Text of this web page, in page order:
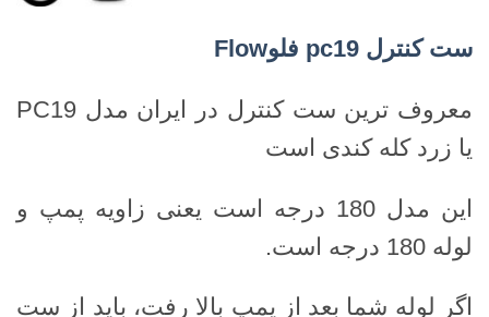
ست کنترل فلوFlow
معروف ترین ست کنترل در ایران مدل PC19
یا زرد کله کندی است
این مدل 180 درجه است یعنی زاویه پمپ و
لوله 180 درجه است.
اگر لوله شما بعد از پمپ بالا رفت، باید از ست